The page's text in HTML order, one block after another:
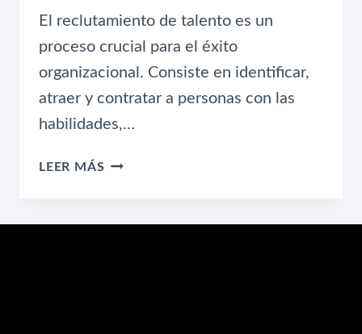
El reclutamiento de talento es un
proceso crucial para el éxito
organizacional. Consiste en identificar,
atraer y contratar a personas con las
habilidades,…
LEER MÁS OPTIMIZANDO
DE